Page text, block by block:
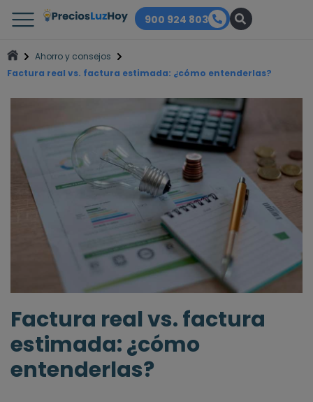
900 924 803
Ahorro y consejos
Factura real vs. factura estimada: ¿cómo entenderlas?
Factura real vs. factura
estimada: ¿cómo
entenderlas?